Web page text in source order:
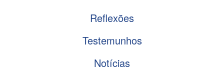
Reflexões
Testemunhos
Notícias